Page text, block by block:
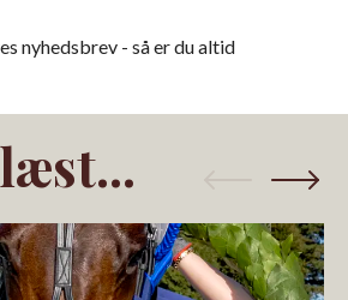
nyhedsbrev - så er du altid